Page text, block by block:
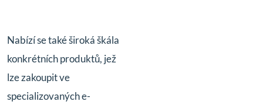
Nabízí se také široká škála
konkrétních produktů, jež
lze zakoupit ve
specializovaných e-